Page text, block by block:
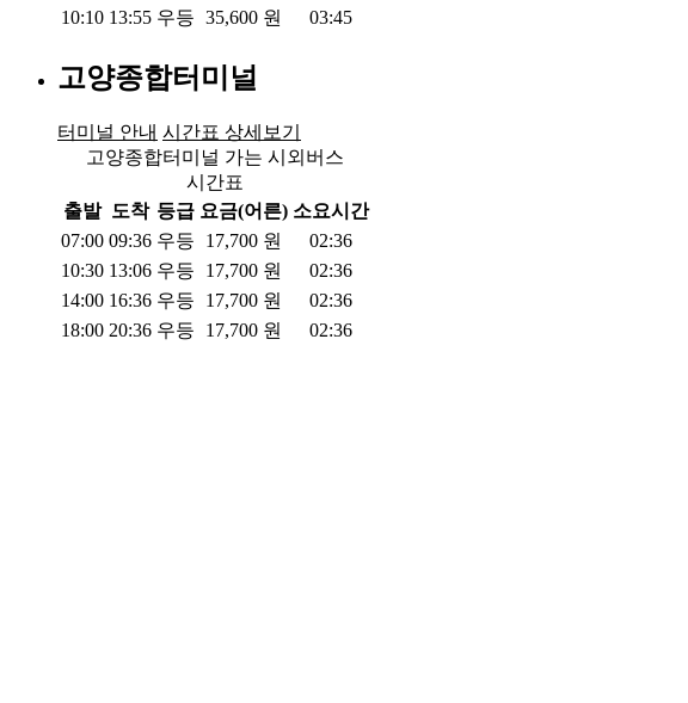
10:10 13:55 우등 35,600 원 03:45
고양종합터미널
터미널 안내 시간표 상세보기
고양종합터미널 가는 시외버스
시간표
출발 도착 등급 요금(어른) 소요시간
07:00 09:36 우등 17,700 원
02:36
10:30 13:06 우등 17,700 원
02:36
14:00 16:36 우등 17,700 원
02:36
18:00 20:36 우등 17,700 원 02:36